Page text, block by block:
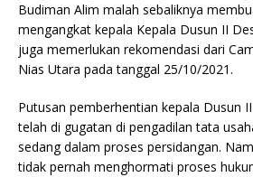
Budiman Alim malah sebaliknya
mengangkat kepala Kepala Dusun II
juga memerlukan rekomendasi dari
Nias Utara pada tanggal 25/10/2021.
Putusan pemberhentian kepala Dusun
telah di gugatan di pengadilan tata
sedang dalam proses persidangan.
tidak pernah menghormati proses